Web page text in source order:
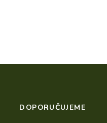
DOPORUČUJEME